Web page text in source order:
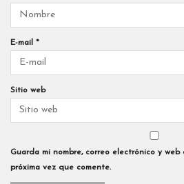
E-mail *
Sitio web
Guarda mi nombre, correo electrónico y
próxima vez que comente.